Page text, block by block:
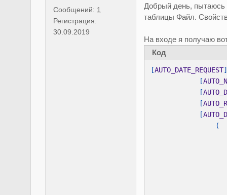
Сообщений: 1
Регистрация:
30.09.2019
Добрый день, пытаюсь
таблицы Файл.
На входе я получаю
Код
[AUTO_DATE_REQUEST
[
[
[
[